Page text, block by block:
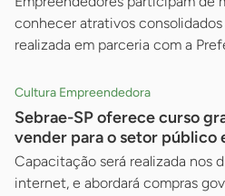
conhecer atrativos
realizada em parceria com a
Cultura Empreendedora
Sebrae-SP oferece curso
vender para o setor público
Capacitação será realizada nos
internet, e abordará compras